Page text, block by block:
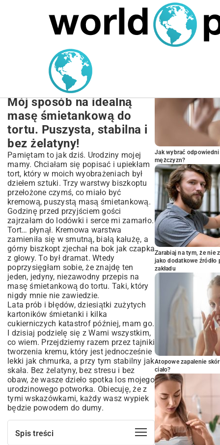
MARIUSZ ŁAMAGA 27.09.2025
Przepis na Masę
Śmietankową do Tortu |
Puszysta & Stabilna
Mój sposób na idealną
masę śmietankową do
tortu. Puszysta, stabilna i
bez żelatyny!
Pamiętam to jak dziś. Urodziny mojej
mamy. Chciałam się popisać i upiekłam
tort, który w moich wyobrażeniach był
dziełem sztuki. Trzy warstwy biszkoptu
przełożone czymś, co miało być
kremową, puszystą masą śmietankową.
Godzinę przed przyjściem gości
zajrzałam do lodówki i serce mi zamarło.
Tort… płynął. Kremowa warstwa
zamieniła się w smutną, białą kałużę, a
górny biszkopt zjechał na bok jak czapka
z głowy. To był dramat. Wtedy
poprzysięgłam sobie, że znajdę ten
jeden, jedyny, niezawodny przepis na
masę śmietankową do tortu. Taki, który
nigdy mnie nie zawiedzie.
Lata prób i błędów, dziesiątki zużytych
kartoników śmietanki i kilka
cukierniczych katastrof później, mam go.
I dzisiaj podzielę się z Wami wszystkim,
co wiem. Przejdziemy razem przez tajniki
tworzenia kremu, który jest jednocześnie
lekki jak chmurka, a przy tym stabilny jak
skała. Bez żelatyny, bez stresu i bez
obaw, że wasze dzieło spotka los mojego
urodzinowego potworka. Obiecuję, że z
tymi wskazówkami, każdy wasz wypiek
będzie powodem do dumy.
Spis treści
Jak wybrać
mężczyzn?
Zarabiaj na tym, że nie
jako dodatkowe
zakładu
Atopowe zapalenie
ciało?